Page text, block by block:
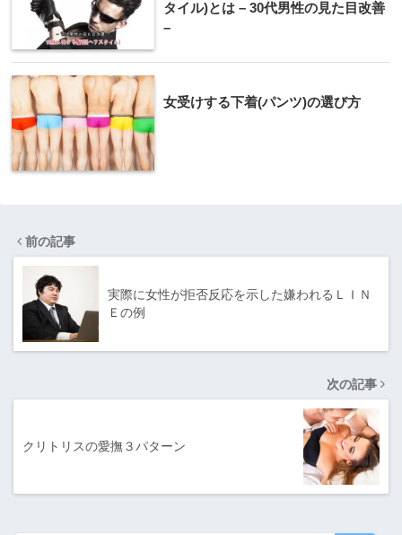
タイル)とは – 30代男性の見た目改善
–
女受けする下着(パンツ)の選び方
前の記事
実際に女性が拒否反応を示した嫌われるＬＩＮ
Ｅの例
次の記事
クリトリスの愛撫３パターン